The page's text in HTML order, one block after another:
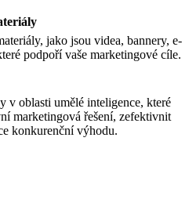
jako jsou videa, bannery, e-
podpoří vaše marketingové cíle.
v oblasti umělé inteligence, které
marketingová řešení, zefektivnit
konkurenční výhodu.